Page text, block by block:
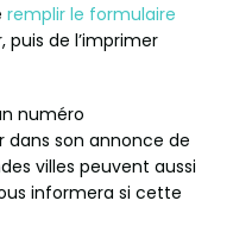
remplir le formulaire
puis de l’imprimer
numéro
dans son annonce de
villes peuvent aussi
informera si cette